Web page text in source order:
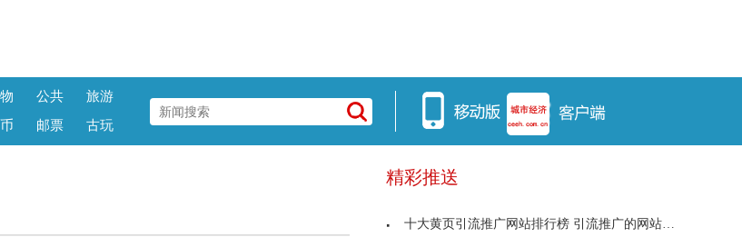
公共
旅游
邮票 古玩
精彩推送
十大黄页引流推广网站排行榜 引流推广的网站有哪些